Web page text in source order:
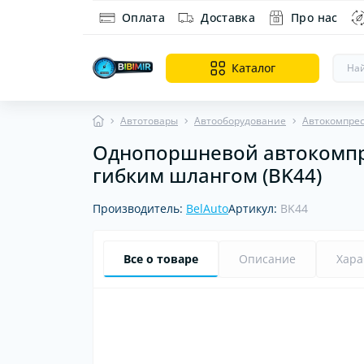
Оплата Доставка Про нас
Каталог
Автотовары Автооборудование
Однопоршневой
гибким шлангом (BK44)
Производитель: BelAutoАртикул: BK44
Все о товаре Описание